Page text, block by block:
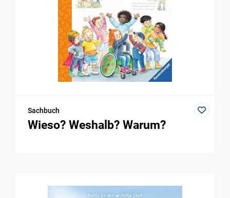
Sachbuch
Wieso? Weshalb? Warum?